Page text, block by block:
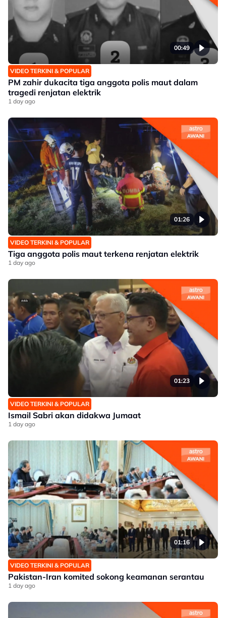
00:49
VIDEO TERKINI & POPULAR
PM zahir dukacita tiga anggota polis maut dalam
tragedi renjatan elektrik
1 day ago
01:26
VIDEO TERKINI & POPULAR
Tiga anggota polis maut terkena renjatan elektrik
1 day ago
01:23
VIDEO TERKINI & POPULAR
Ismail Sabri akan didakwa Jumaat
1 day ago
01:16
VIDEO TERKINI & POPULAR
Pakistan-Iran komited sokong keamanan serantau
1 day ago